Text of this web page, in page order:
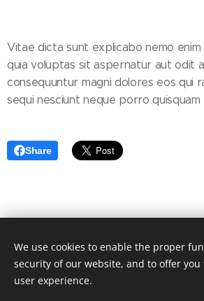
Vitae dicta sunt explicabo nemo
quia voluptas sit aspernatur aut odit
consequuntur magni dolores eos qui
sequi nesciunt neque porro quisquam
Share
© 2021 CAVANGOO.DE,
Impressum | Datenschutz |
We use cookies to enable the proper
security of our website, and to offer
user experience.